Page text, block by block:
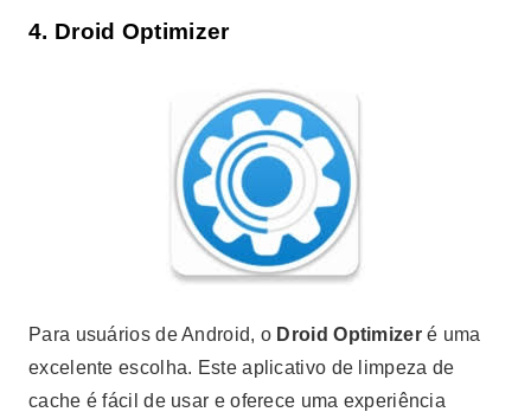
4. Droid Optimizer
Para usuários de Android, o Droid Optimizeré uma
excelente escolha. Este aplicativo de limpeza de
cache é fácil de usar e oferece uma experiência